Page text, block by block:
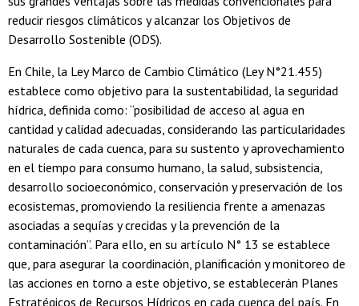
reducir riesgos climáticos y alcanzar los Objetivos de
Desarrollo Sostenible (ODS).
En Chile, la Ley Marco de Cambio Climático (Ley N°21.455)
establece como objetivo para la sustentabilidad, la seguridad
hídrica, definida como: “posibilidad de acceso al agua en
cantidad y calidad adecuadas, considerando las particularidades
naturales de cada cuenca, para su sustento y aprovechamiento
en el tiempo para consumo humano, la salud, subsistencia,
desarrollo socioeconómico, conservación y preservación de los
ecosistemas, promoviendo la resiliencia frente a amenazas
asociadas a sequías y crecidas y la prevención de la
contaminación”. Para ello, en su artículo N° 13 se establece
que, para asegurar la coordinación, planificación y monitoreo de
las acciones en torno a este objetivo, se establecerán Planes
Estratégicos de Recursos Hídricos en cada cuenca del país. En